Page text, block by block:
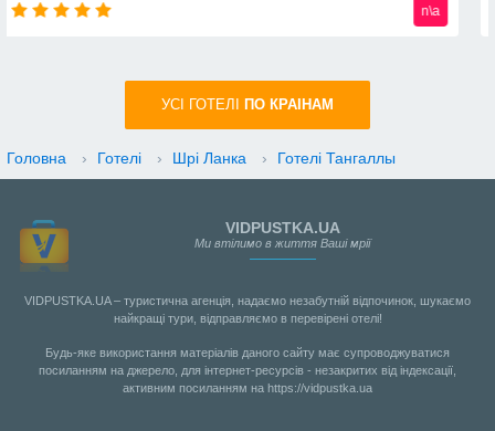
n\a
УСI ГОТЕЛІ ПО КРАIНАМ
Головна › Готелі › Шрі Ланка › Готелі Тангаллы
VIDPUSTKA.UA
Ми втілимо в життя Ваші мрії
VIDPUSTKA.UA – туристична агенція, надаємо незабутній відпочинок, шукаємо
найкращі тури, відправляємо в перевірені отелі!
Будь-яке використання матеріалів даного сайту має супроводжуватися
посиланням на джерело, для інтернет-ресурсів - незакритих від індексації,
активним посиланням на https://vidpustka.ua